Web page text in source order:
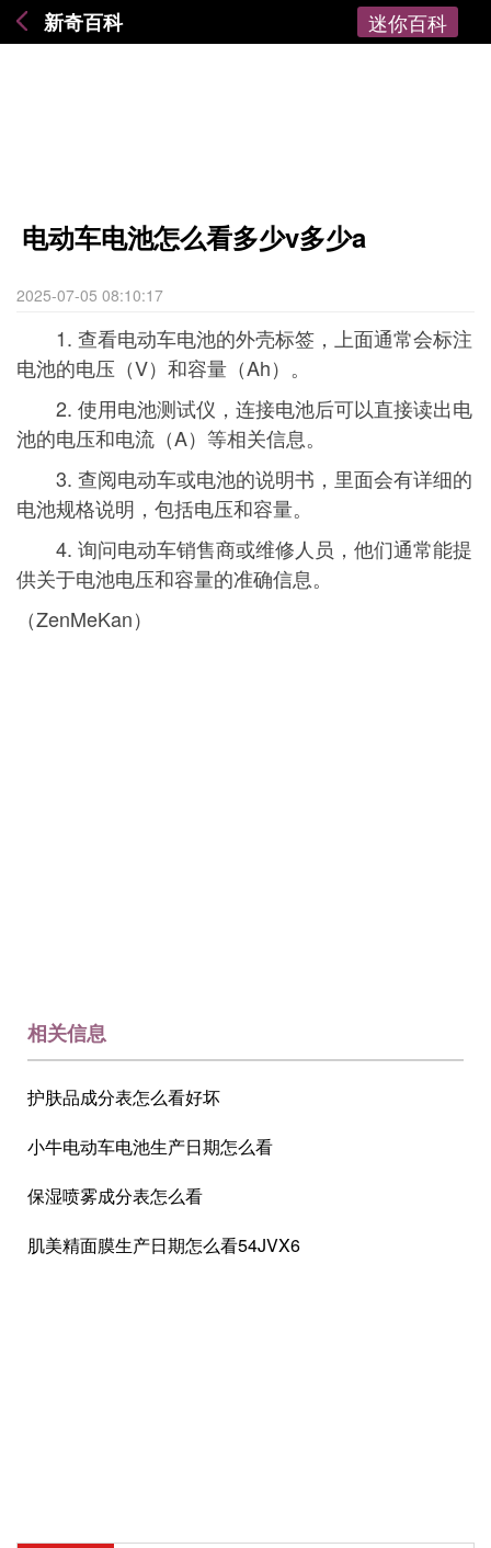
新奇百科 迷你百科
电动车电池怎么看多少v多少a
2025-07-05 08:10:17
1. 查看电动车电池的外壳标签，上面通常会标注
电池的电压（V）和容量（Ah）。
2. 使用电池测试仪，连接电池后可以直接读出电
池的电压和电流（A）等相关信息。
3. 查阅电动车或电池的说明书，里面会有详细的
电池规格说明，包括电压和容量。
4. 询问电动车销售商或维修人员，他们通常能提
供关于电池电压和容量的准确信息。
（ZenMeKan）
相关信息
护肤品成分表怎么看好坏
小牛电动车电池生产日期怎么看
保湿喷雾成分表怎么看
肌美精面膜生产日期怎么看54JVX6